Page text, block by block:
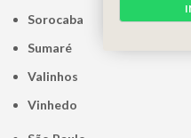
Sorocaba
Sumaré
Valinhos
Vinhedo